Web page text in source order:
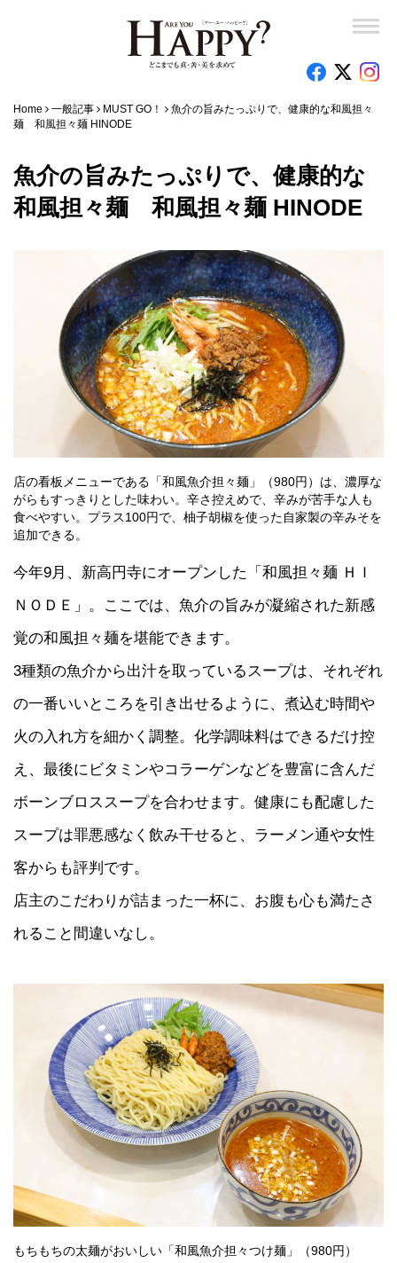
Home 一般記事 MUST GO！
魚介の旨みたっぷりで、健康的な和風担々
麺 和風担々麺 HINODE
魚介の旨みたっぷりで、健康的な
和風担々麺 和風担々麺 HINODE
店の看板メニューである「和風魚介担々麺」（980円）は、濃厚な
がらもすっきりとした味わい。辛さ控えめで、辛みが苦手な人も
食べやすい。プラス100円で、柚子胡椒を使った自家製の辛みそを
追加できる。
今年9月、新高円寺にオープンした「和風担々麺 ＨＩ
ＮＯＤＥ」。ここでは、魚介の旨みが凝縮された新感
覚の和風担々麺を堪能できます。
3種類の魚介から出汁を取っているスープは、それぞれ
の一番いいところを引き出せるように、煮込む時間や
火の入れ方を細かく調整。化学調味料はできるだけ控
え、最後にビタミンやコラーゲンなどを豊富に含んだ
ボーンブロススープを合わせます。健康にも配慮した
スープは罪悪感なく飲み干せると、ラーメン通や女性
客からも評判です。
店主のこだわりが詰まった一杯に、お腹も心も満たさ
れること間違いなし。
もちもちの太麺がおいしい「和風魚介担々つけ麺」（980円）